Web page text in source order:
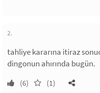
2.
tahliye kararına itiraz
dingonun ahırında bugün.
(6) (1)